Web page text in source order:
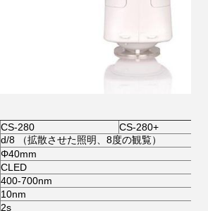
CS-280
CS-280+
d/8 （拡散させた照明、8度の観覧）
Φ40mm
CLED
400-700nm
10nm
2s